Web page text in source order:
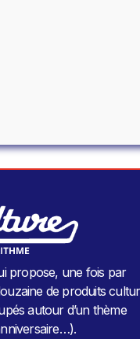
propose, une fois par
de produits
autour d’un thème